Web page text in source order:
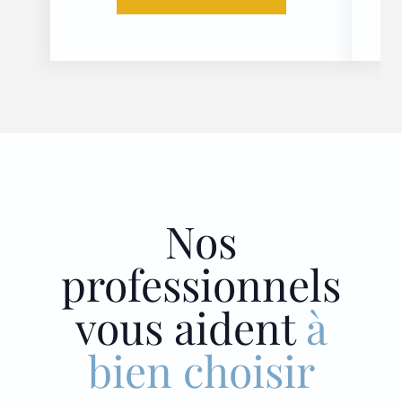
Nos
professionnels
vous aidentà
bien choisir